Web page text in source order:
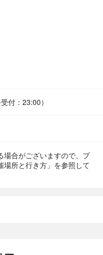
付：23:00）
場合がございますので、プ
場所と行き方」を参照して